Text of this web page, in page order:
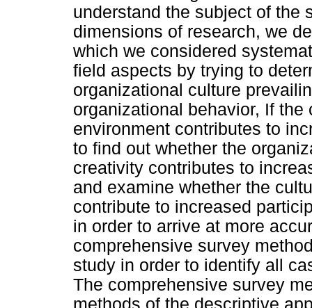
understand the subject of the
dimensions of research, we
which we considered
field aspects by trying to
organizational culture
organizational behavior, If
environment contributes to
to find out whether the
creativity contributes to
and examine whether the
contribute to increased
in order to arrive at more
comprehensive survey
study in order to identify all
The comprehensive survey
methods of the descriptive